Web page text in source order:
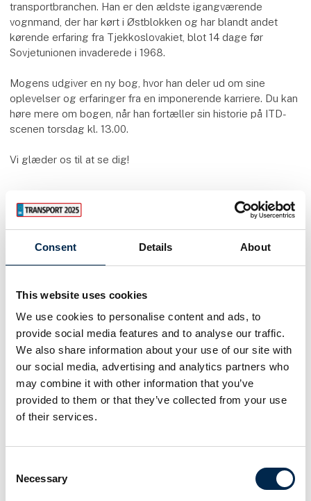
Consent Details About
This website uses cookies
We use cookies to personalise content and ads, to
provide social media features and to analyse our traffic.
We also share information about your use of our site with
our social media, advertising and analytics partners who
may combine it with other information that you’ve
provided to them or that they’ve collected from your use
of their services.
Selection
Necessary
transportbranchen. Han er den ældste igangværende
vognmand, der har kørt i Østblokken og har blandt andet
kørende erfaring fra Tjekkoslovakiet, blot 14 dage før
Sovjetunionen invaderede i 1968.
Mogens udgiver en ny bog, hvor han deler ud om sine
oplevelser og erfaringer fra en imponerende karriere. Du kan
høre mere om bogen, når han fortæller sin historie på ITD-
scenen torsdag kl. 13.00.
Vi glæder os til at se dig!
Start
torsdag
3. apr
Slut
torsdag
3. apr
Lokation
Eventet udbydes af:
ITD - International Transport Danmark